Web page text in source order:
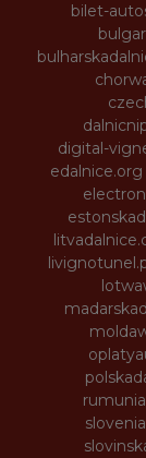
bilet-
digital-
edalnice.org